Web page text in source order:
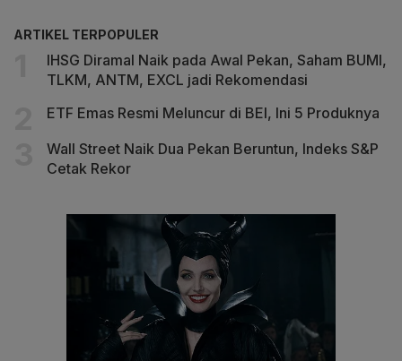
ARTIKEL TERPOPULER
IHSG Diramal Naik pada Awal Pekan, Saham BUMI,
TLKM, ANTM, EXCL jadi Rekomendasi
ETF Emas Resmi Meluncur di BEI, Ini 5 Produknya
Wall Street Naik Dua Pekan Beruntun, Indeks S&P
Cetak Rekor